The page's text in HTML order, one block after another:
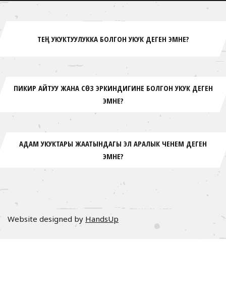
ТЕҢ УКУКТУУЛУККА БОЛГОН УКУК ДЕГЕН ЭМНЕ?
ПИКИР АЙТУУ ЖАНА СӨЗ ЭРКИНДИГИНЕ БОЛГОН УКУК ДЕГЕН
ЭМНЕ?
АДАМ УКУКТАРЫ ЖААТЫНДАГЫ ЭЛ АРАЛЫК ЧЕНЕМ ДЕГЕН
ЭМНЕ?
Website designed by HandsUp